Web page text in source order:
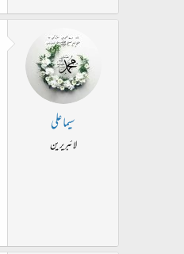
سیما علی
لائبریرین